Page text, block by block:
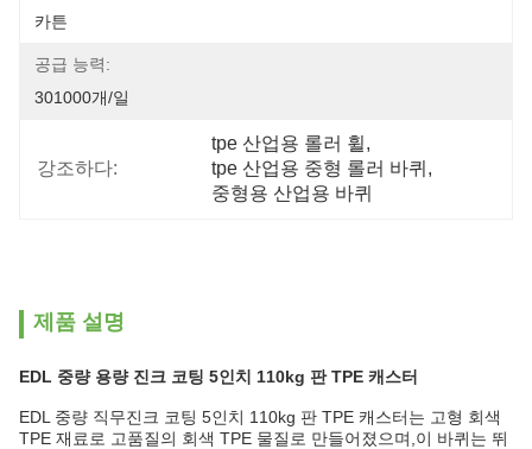
카튼
공급 능력:
301000개/일
강조하다:
tpe 산업용 롤러 휠,
tpe 산업용 중형 롤러 바퀴 ,
중형용 산업용 바퀴
제품 설명
EDL 중량 용량 진크 코팅 5인치 110kg 판 TPE 캐스터
EDL 중량 직무진크 코팅 5인치 110kg 판 TPE 캐스터는 고형 회색
TPE 재료로 고품질의 회색 TPE 물질로 만들어졌으며,이 바퀴는 뛰